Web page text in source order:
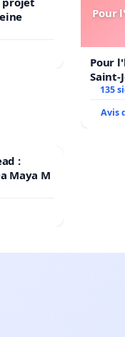
Pour
Pour
Saint-
135
Avis
:
Maya M